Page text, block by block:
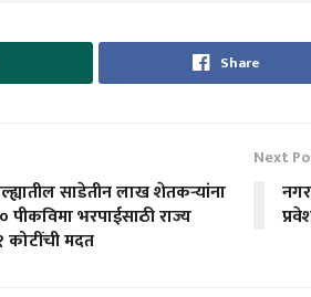
Share
साडेतीन लाख शेतकऱ्यांना
भरपाईसाठी राज्य
मदत
Next